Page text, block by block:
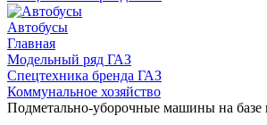
Автобусы
Главная
Модельный ряд ГАЗ
Спецтехника бренда ГАЗ
Коммунальное хозяйство
Подметально-уборочные машины на